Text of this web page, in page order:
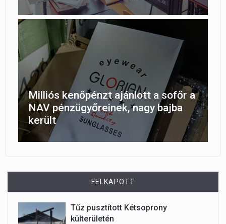
Milliós kenőpénzt ajánlott a sofőr a
NAV pénzügyőreinek, nagy bajba
került
FELKAPOTT
Tűz pusztított Kétsoprony
külterületén